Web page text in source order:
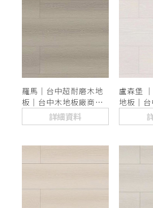
羅馬｜台中超耐磨木地
板｜台中木地板廠商推
詳細資料
盧森堡
地板｜